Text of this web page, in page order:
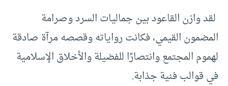
لقد وازن القاعود بين جماليات السرد وصرامة
المضمون القيمي، فكانت رواياته وقصصه مرآة صادقة
لهموم المجتمع وانتصارًا للفضيلة والأخلاق الإسلامية
في قوالب فنية جذابة.